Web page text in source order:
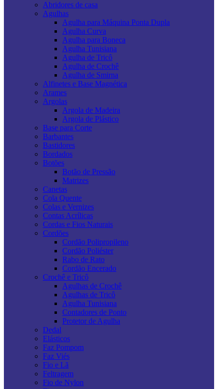
Abridores de casa
Agulhas
Agulha para Máquina Ponta Dupla
Agulha Curva
Agulha para Boneca
Agulha Tunisiana
Agulha de Tricô
Agulha de Crochê
Agulha de Smirna
Alfinetes e Base Magnética
Arames
Argolas
Argola de Madeira
Argola de Plástico
Base para Corte
Barbantes
Bastidores
Bordados
Botões
Botão de Pressão
Matrizes
Canetas
Cola Quente
Colas e Vernizes
Contas Acrílicas
Cordas e Fios Naturais
Cordões
Cordão Polipropileno
Cordão Poliéster
Rabo de Rato
Cordão Encerado
Crochê e Tricô
Agulhas de Crochê
Agulhas de Tricô
Agulha Tunisiana
Contadores de Ponto
Protetor de Agulha
Dedal
Elásticos
Faz Pompom
Faz Viés
Fio e Lã
Feltragem
Fio de Nylon